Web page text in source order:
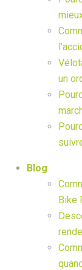
un
Blog
Bike